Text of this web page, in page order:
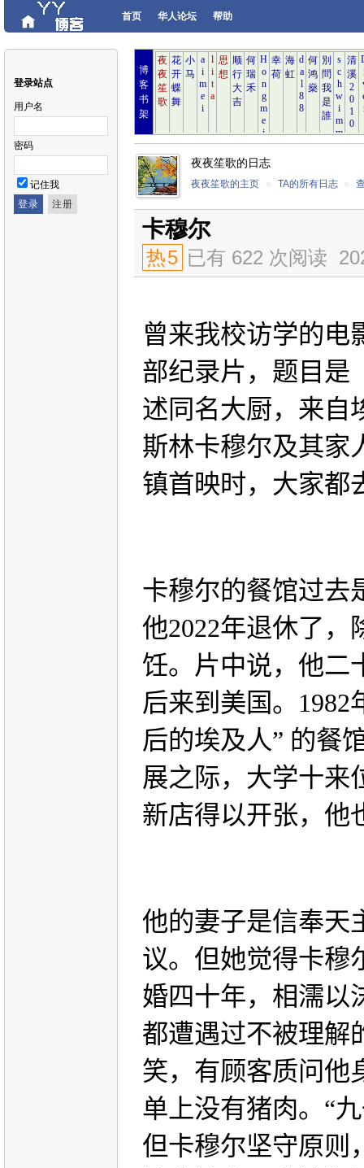
首页 华人论坛 帮助
登录站点
用户名
密码
记住我
博
客
书
架
夜夜笙歌的日志
夜夜笙歌的主页 » TA的所有日志 »
卡穆尔
热5 已有 622 次阅读
曾来我校访学的电
部纪录片，题目是
述同名大厨，来自
斯林卡穆尔及其家
镇首映时，大家都
卡穆尔的餐馆过去
他2022年退休了，
饪。片中说，他二
后来到美国。 1982
后的埃及人” 的餐
展之际，大学十来
新店得以开张，他
他的妻子是信奉天
议。但她觉得卡穆
婚四十年，相濡以
都遭遇过不被理解
笑，有顾客质问他
单上没有猪肉。“
但卡穆尔坚守原则